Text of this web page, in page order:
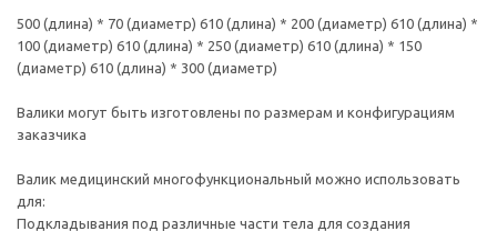
500 (длина) * 70 (диаметр) 610 (длина) * 200 (диаметр) 610 (длина) *
100 (диаметр) 610 (длина) * 250 (диаметр) 610 (длина) * 150
(диаметр) 610 (длина) * 300 (диаметр)
Валики могут быть изготовлены по размерам и конфигурациям
заказчика
Валик медицинский многофункциональный можно использовать
для:
Подкладывания под различные части тела для создания